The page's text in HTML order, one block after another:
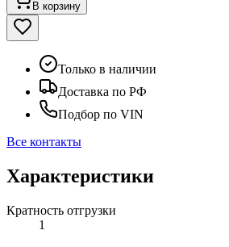
В корзину
Только в наличии
Доставка по РФ
Подбор по VIN
Все контакты
Характеристики
Кратность отгрузки
1